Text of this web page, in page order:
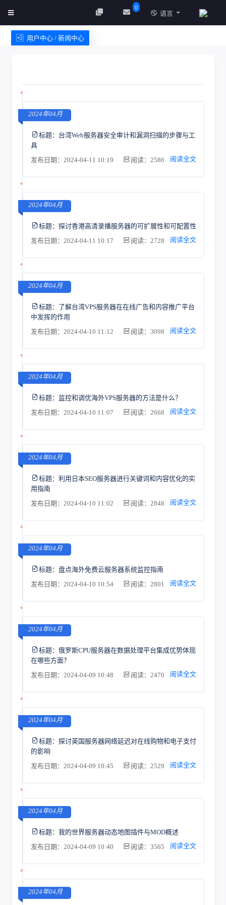
0
语言
用户中心 / 新闻中心
2024年04月
标题： 台湾Web服务器安全审计和漏洞扫描的步骤与工
具
发布日期：2024-04-11 10:19
阅读：2586 阅读全文
2024年04月
标题： 探讨香港高清录播服务器的可扩展性和可配置性
发布日期：2024-04-11 10:17
阅读：2728 阅读全文
2024年04月
标题： 了解台湾VPS服务器在在线广告和内容推广平台
中发挥的作用
发布日期：2024-04-10 11:12
阅读：3098 阅读全文
2024年04月
标题： 监控和调优海外VPS服务器的方法是什么？
发布日期：2024-04-10 11:07
阅读：2668 阅读全文
2024年04月
标题： 利用日本SEO服务器进行关键词和内容优化的实
用指南
发布日期：2024-04-10 11:02
阅读：2848 阅读全文
2024年04月
标题： 盘点海外免费云服务器系统监控指南
发布日期：2024-04-10 10:54
阅读：2801 阅读全文
2024年04月
标题： 俄罗斯CPU服务器在数据处理平台集成优势体现
在哪些方面？
发布日期：2024-04-09 10:48
阅读：2470 阅读全文
2024年04月
标题： 探讨英国服务器网络延迟对在线购物和电子支付
的影响
发布日期：2024-04-09 10:45
阅读：2529 阅读全文
2024年04月
标题： 我的世界服务器动态地图插件与MOD概述
发布日期：2024-04-09 10:40
阅读：3565 阅读全文
2024年04月